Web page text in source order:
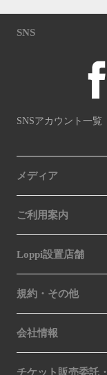
SNS
SNSアカウント一覧
メディア
ご利用案内
Loppi設置店舗
規約・その他
会社情報
チケット販売委託